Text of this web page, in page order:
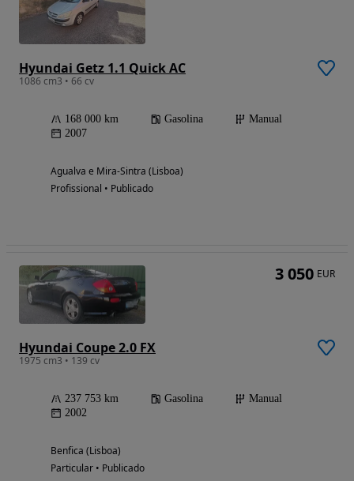
Hyundai Getz 1.1 Quick AC
1086 cm3 • 66 cv
168 000 km Gasolina
Manual
2007
Agualva e Mira-Sintra (Lisboa)
Profissional • Publicado
Hyundai Coupe 2.0 FX
1975 cm3 • 139 cv
237 753 km Gasolina
Manual
2002
Benfica (Lisboa)
Particular • Publicado
3 050 EUR